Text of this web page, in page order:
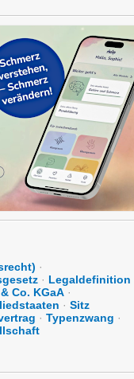
·
· Legaldefinition
Co. KGaA ·
· Sitz
· Typenzwang ·